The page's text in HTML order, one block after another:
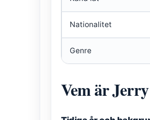
Nationalitet
Genre
Vem är